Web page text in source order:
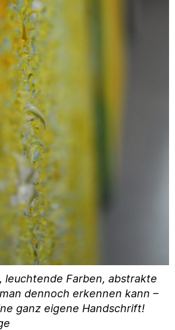
leuchtende Farben, abstrakte
dennoch erkennen kann –
ganz eigene Handschrift!